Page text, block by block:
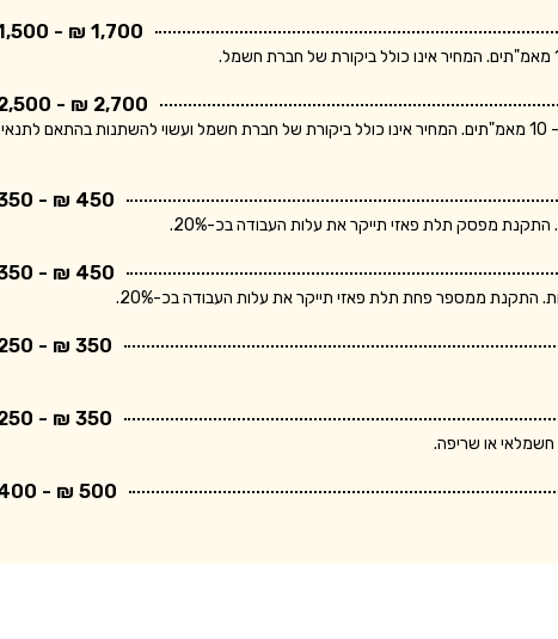
1,700 ₪ - 1,500 ₪
2,700 ₪ - 2,500 ₪
המחיר מתייחס ללוח חשמל תלת פאזי הכולל מפסק ראשי ו- 10 מאמ"תים. המחיר אינו כולל ביקורת של חברת חשמל ועשוי להשתנות בהתאם לתנאי
450 ₪ - 350 ₪
מפסק תלת פאזי תייקר את עלות העבודה בכ-20%.
450 ₪ - 350 ₪
ממספר פחת תלת פאזי תייקר את עלות העבודה בכ-20%.
350 ₪ - 250 ₪
350 ₪ - 250 ₪
חשמלאי או שריפה.
500 ₪ - 400 ₪